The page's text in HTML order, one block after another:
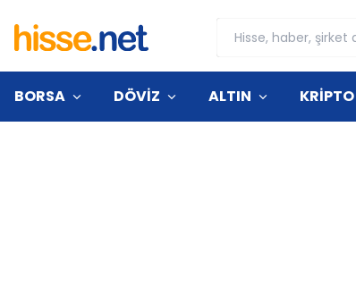
BORSA DÖVİZ ALTIN KRİPTO